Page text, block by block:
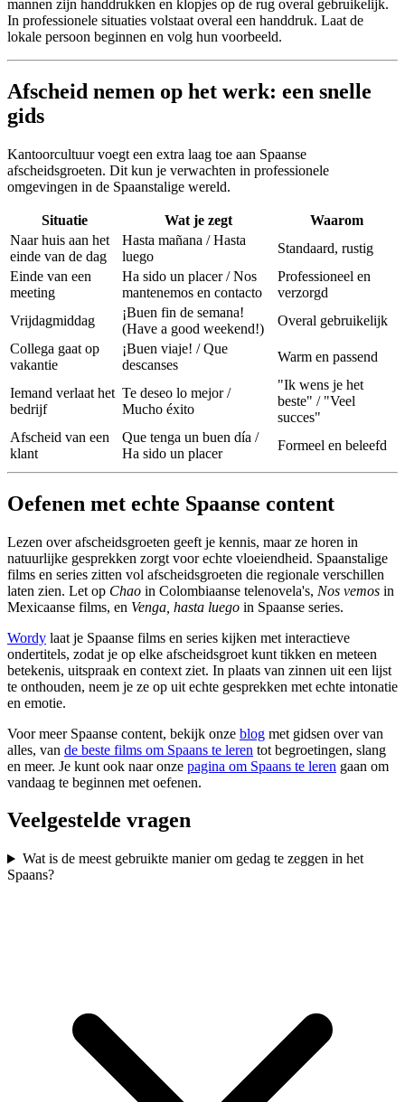
mannen zijn handdrukken en klopjes op de rug overal gebruikelijk.
In professionele situaties volstaat overal een handdruk. Laat de
lokale persoon beginnen en volg hun voorbeeld.
Afscheid nemen op het werk: een snelle
gids
Kantoorcultuur voegt een extra laag toe aan Spaanse
afscheidsgroeten. Dit kun je verwachten in professionele
omgevingen in de Spaanstalige wereld.
Situatie Wat je zegt
Waarom
Naar huis aan het
einde van de dag
Hasta mañana / Hasta
luego
Standaard, rustig
Einde van een
meeting
Ha sido un placer / Nos
mantenemos en contacto
Professioneel en
verzorgd
Vrijdagmiddag
¡Buen fin de semana!
(Have a good weekend!)
Overal gebruikelijk
Collega gaat op
vakantie
¡Buen viaje! / Que
descanses
Warm en passend
Iemand verlaat het
bedrijf
Te deseo lo mejor /
Mucho éxito
"Ik wens je het
beste" / "Veel
succes"
Afscheid van een
klant
Que tenga un buen día /
Ha sido un placer
Formeel en beleefd
Oefenen met echte Spaanse content
Lezen over afscheidsgroeten geeft je kennis, maar ze horen in
natuurlijke gesprekken zorgt voor echte vloeiendheid. Spaanstalige
films en series zitten vol afscheidsgroeten die regionale verschillen
laten zien. Let op Chao in Colombiaanse telenovela's, Nos vemos in
Mexicaanse films, en Venga, hasta luego in Spaanse series.
Wordy laat je Spaanse films en series kijken met interactieve
ondertitels, zodat je op elke afscheidsgroet kunt tikken en meteen
betekenis, uitspraak en context ziet. In plaats van zinnen uit een lijst
te onthouden, neem je ze op uit echte gesprekken met echte intonatie
en emotie.
Voor meer Spaanse content, bekijk onze blog met gidsen over van
alles, van de beste films om Spaans te leren tot begroetingen, slang
en meer. Je kunt ook naar onze pagina om Spaans te leren gaan om
vandaag te beginnen met oefenen.
Veelgestelde vragen
Wat is de meest gebruikte manier om gedag te zeggen in het
Spaans?